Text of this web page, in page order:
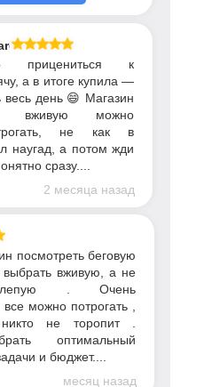
прицениться к
а в итоге купила —
день 😄 Магазин
вживую можно
не как в
наугад, а потом жди
сразу....
2 месяца назад
посмотреть беговую
выбрать вживую, а не
. Очень
можно потрогать ,
никто не торопит .
оптимальный
и бюджет....
месяц назад